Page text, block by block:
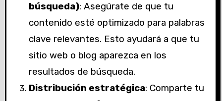
búsqueda): Asegúrate de que tu
contenido esté optimizado para palabras
clave relevantes. Esto ayudará a que tu
sitio web o blog aparezca en los
resultados de búsqueda.
Distribución estratégica: Comparte tu